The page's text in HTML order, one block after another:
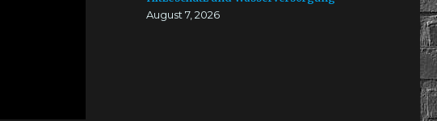
August 7, 2026